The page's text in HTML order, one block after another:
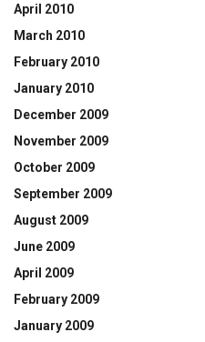
April 2010
March 2010
February 2010
January 2010
December 2009
November 2009
October 2009
September 2009
August 2009
June 2009
April 2009
February 2009
January 2009